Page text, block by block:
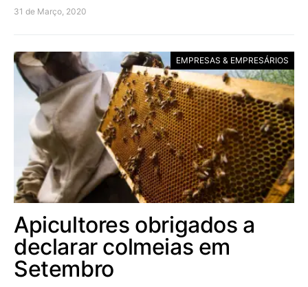
31 de Março, 2020
EMPRESAS & EMPRESÁRIOS
Apicultores obrigados a
declarar colmeias em
Setembro